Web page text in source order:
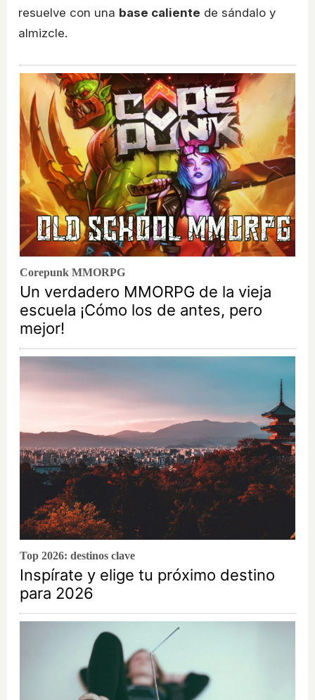
resuelve con una base caliente de sándalo y
almizcle.
Corepunk MMORPG
Un verdadero MMORPG de la vieja
escuela ¡Cómo los de antes, pero
mejor!
Top 2026: destinos clave
Inspírate y elige tu próximo destino
para 2026